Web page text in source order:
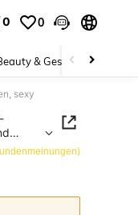
0 0
& Gesundheit
sexy